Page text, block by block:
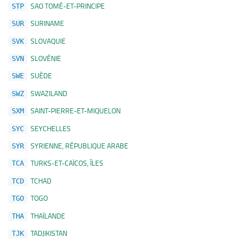
STP SAO TOMÉ-ET-PRINCIPE
SUR SURINAME
SVK SLOVAQUIE
SVN SLOVÉNIE
SWE SUÈDE
SWZ SWAZILAND
SXM SAINT-PIERRE-ET-MIQUELON
SYC SEYCHELLES
SYR SYRIENNE, RÉPUBLIQUE ARABE
TCA TURKS-ET-CAÏCOS, ÎLES
TCD TCHAD
TGO TOGO
THA THAÏLANDE
TJK TADJIKISTAN